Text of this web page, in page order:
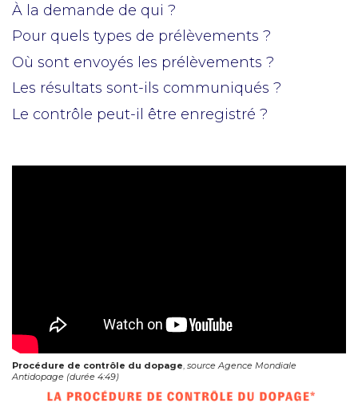
À la demande de qui ?
Pour quels types de prélèvements ?
Où sont envoyés les prélèvements ?
Les résultats sont-ils communiqués ?
Le contrôle peut-il être enregistré ?
Procédure de contrôle du dopage, source Agence Mondiale
Antidopage (durée 4:49)